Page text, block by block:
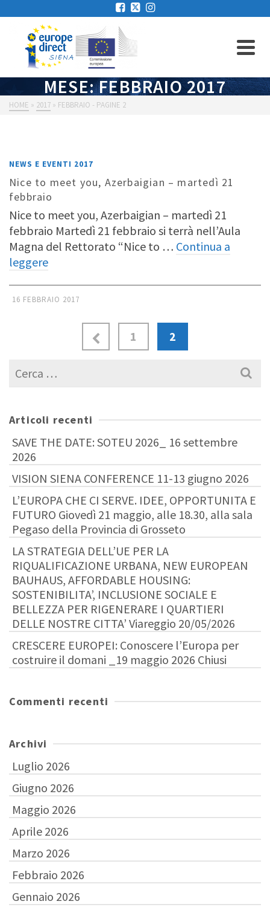
MESE: FEBBRAIO 2017
HOME » 2017 » FEBBRAIO - PAGINE 2
NEWS E EVENTI 2017
Nice to meet you, Azerbaigian – martedì 21
febbraio
Nice to meet you, Azerbaigian – martedì 21
febbraio Martedì 21 febbraio si terrà nell’Aula
Magna del Rettorato “Nice to … Continua a
leggere
16 FEBBRAIO 2017
1
2
Cerca
per:
Articoli recenti
SAVE THE DATE: SOTEU 2026_ 16 settembre
2026
VISION SIENA CONFERENCE 11-13 giugno 2026
L’EUROPA CHE CI SERVE. IDEE, OPPORTUNITA E
FUTURO Giovedì 21 maggio, alle 18.30, alla sala
Pegaso della Provincia di Grosseto
LA STRATEGIA DELL’UE PER LA
RIQUALIFICAZIONE URBANA, NEW EUROPEAN
BAUHAUS, AFFORDABLE HOUSING:
SOSTENIBILITA’, INCLUSIONE SOCIALE E
BELLEZZA PER RIGENERARE I QUARTIERI
DELLE NOSTRE CITTA’ Viareggio 20/05/2026
CRESCERE EUROPEI: Conoscere l’Europa per
costruire il domani _19 maggio 2026 Chiusi
Commenti recenti
Archivi
Luglio 2026
Giugno 2026
Maggio 2026
Aprile 2026
Marzo 2026
Febbraio 2026
Gennaio 2026